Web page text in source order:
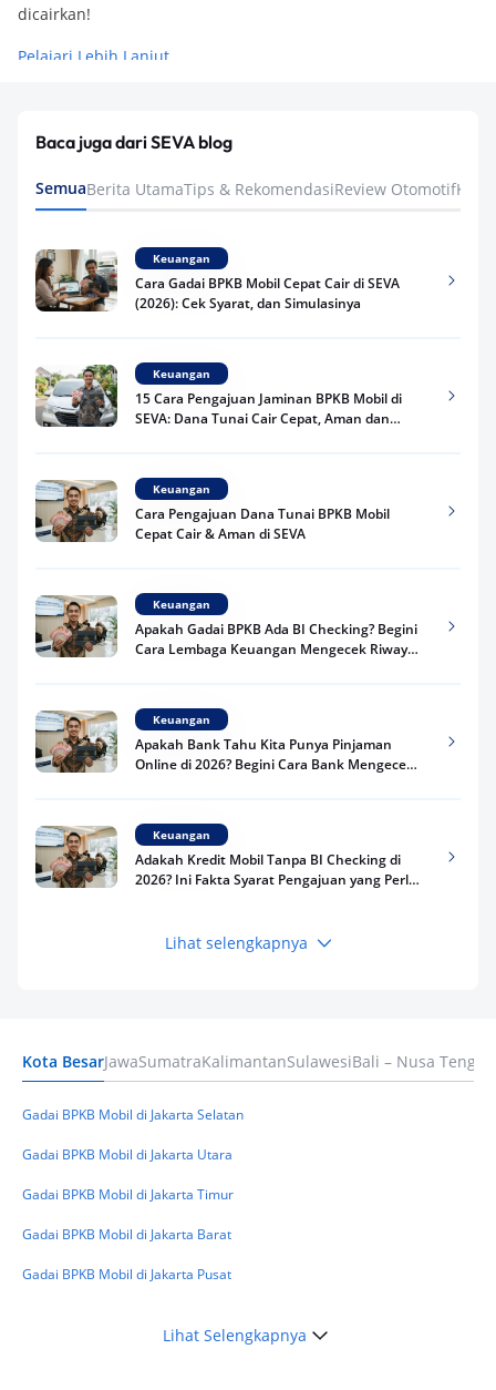
dicairkan!
Pelajari Lebih Lanjut
Baca juga dari SEVA blog
SemuaBerita UtamaTips & RekomendasiReview Otomotif
Keuangan
Cara Gadai BPKB Mobil Cepat Cair di SEVA
(2026): Cek Syarat, dan Simulasinya
Keuangan
15 Cara Pengajuan Jaminan BPKB Mobil di
SEVA: Dana Tunai Cair Cepat, Aman dan
Keuangan
Cara Pengajuan Dana Tunai BPKB Mobil
Cepat Cair & Aman di SEVA
Keuangan
Apakah Gadai BPKB Ada BI Checking? Begini
Cara Lembaga Keuangan Mengecek Riwayat
Keuangan
Apakah Bank Tahu Kita Punya Pinjaman
Online di 2026? Begini Cara Bank Mengecek
Keuangan
Adakah Kredit Mobil Tanpa BI Checking di
2026? Ini Fakta Syarat Pengajuan yang Perlu
Keuangan
Keuangan
Masuk BI Checking? Simak Peraturan
Lihat selengkapnya
Kota BesarJawaSumatraKalimantanSulawesiBali – Nusa
Gadai BPKB Mobil di Jakarta Selatan
Gadai BPKB Mobil di Jakarta Utara
Gadai BPKB Mobil di Jakarta Timur
Gadai BPKB Mobil di Jakarta Barat
Gadai BPKB Mobil di Jakarta Pusat
Lihat Selengkapnya